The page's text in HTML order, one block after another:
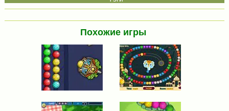
Похожие игры